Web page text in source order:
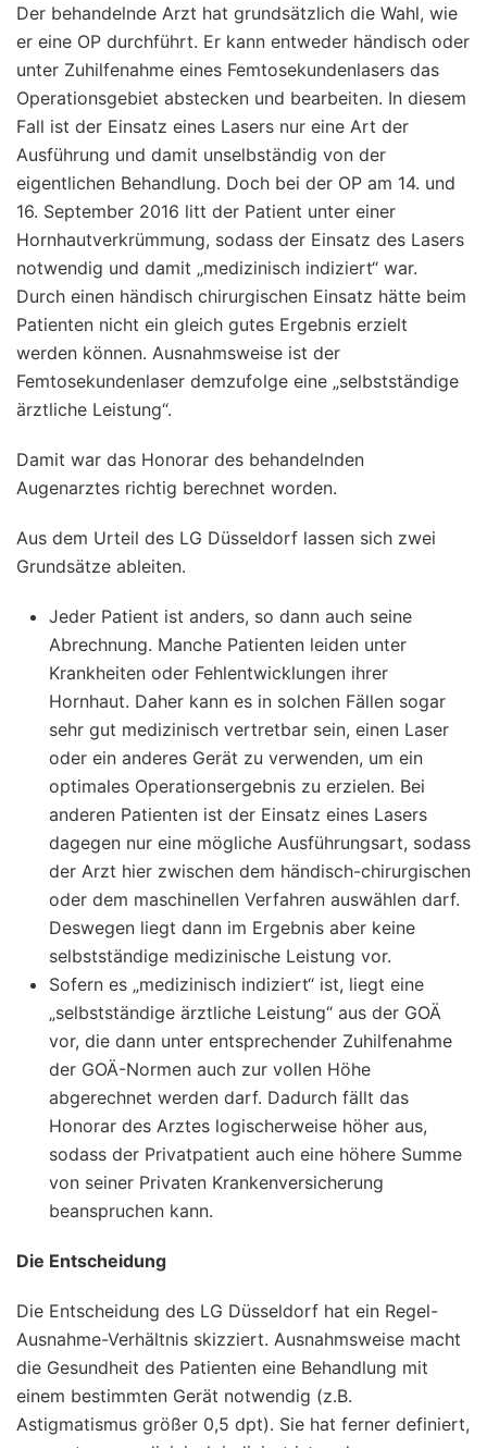
Der behandelnde Arzt hat grundsätzlich die Wahl, wie
er eine OP durchführt. Er kann entweder händisch oder
unter Zuhilfenahme eines Femtosekundenlasers das
Operationsgebiet abstecken und bearbeiten. In diesem
Fall ist der Einsatz eines Lasers nur eine Art der
Ausführung und damit unselbständig von der
eigentlichen Behandlung. Doch bei der OP am 14. und
16. September 2016 litt der Patient unter einer
Hornhautverkrümmung, sodass der Einsatz des Lasers
notwendig und damit „medizinisch indiziert“ war.
Durch einen händisch chirurgischen Einsatz hätte beim
Patienten nicht ein gleich gutes Ergebnis erzielt
werden können. Ausnahmsweise ist der
Femtosekundenlaser demzufolge eine „selbstständige
ärztliche Leistung“.
Damit war das Honorar des behandelnden
Augenarztes richtig berechnet worden.
Aus dem Urteil des LG Düsseldorf lassen sich zwei
Grundsätze ableiten.
Jeder Patient ist anders, so dann auch seine
Abrechnung. Manche Patienten leiden unter
Krankheiten oder Fehlentwicklungen ihrer
Hornhaut. Daher kann es in solchen Fällen sogar
sehr gut medizinisch vertretbar sein, einen Laser
oder ein anderes Gerät zu verwenden, um ein
optimales Operationsergebnis zu erzielen. Bei
anderen Patienten ist der Einsatz eines Lasers
dagegen nur eine mögliche Ausführungsart, sodass
der Arzt hier zwischen dem händisch-chirurgischen
oder dem maschinellen Verfahren auswählen darf.
Deswegen liegt dann im Ergebnis aber keine
selbstständige medizinische Leistung vor.
Sofern es „medizinisch indiziert“ ist, liegt eine
„selbstständige ärztliche Leistung“ aus der GOÄ
vor, die dann unter entsprechender Zuhilfenahme
der GOÄ-Normen auch zur vollen Höhe
abgerechnet werden darf. Dadurch fällt das
Honorar des Arztes logischerweise höher aus,
sodass der Privatpatient auch eine höhere Summe
von seiner Privaten Krankenversicherung
beanspruchen kann.
Die Entscheidung
Die Entscheidung des LG Düsseldorf hat ein Regel-
Ausnahme-Verhältnis skizziert. Ausnahmsweise macht
die Gesundheit des Patienten eine Behandlung mit
einem bestimmten Gerät notwendig (z.B.
Astigmatismus größer 0,5 dpt). Sie hat ferner definiert,